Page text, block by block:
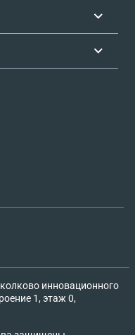
инновационного
1, этаж 0,